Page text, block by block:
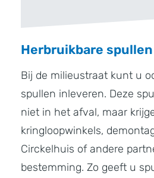
Herbruikbare spullen
Bij de milieustraat kunt u
spullen inleveren. Deze
niet in het afval, maar
kringloopwinkels,
Circkelhuis of andere
bestemming. Zo geeft u